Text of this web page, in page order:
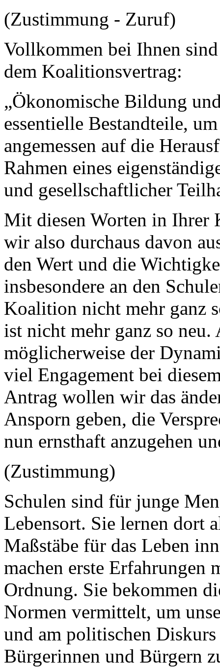
(Zustimmung - Zuruf)
Vollkommen bei Ihnen
dem Koalitionsvertrag:
„Ökonomische Bildung
essentielle Bestandteile,
angemessen auf die
Rahmen eines
und gesellschaftlicher
Mit diesen Worten in Ihrer
wir also durchaus davon
den Wert und die
insbesondere an den
Koalition nicht mehr ganz
ist nicht mehr ganz so
möglicherweise der
viel Engagement bei
Antrag wollen wir das
Ansporn geben, die
nun ernsthaft anzugehen
(Zustimmung)
Schulen sind für junge
Lebensort. Sie lernen dort
Maßstäbe für das Leben
machen erste Erfahrungen
Ordnung. Sie bekommen
Normen vermittelt, um
und am politischen
Bürgerinnen und Bürgern